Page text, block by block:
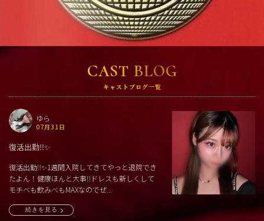
CAST BLOG
キャストブログ一覧
ゆら
07月31日
復活出勤‼️✨
復活出勤‼️✨1週間入院してきてやっと退院でき
たよん！健康ほんと大事‼️ドレスも新しくして
モチベも飲みべもMAXなのでぜ...
続きを見る